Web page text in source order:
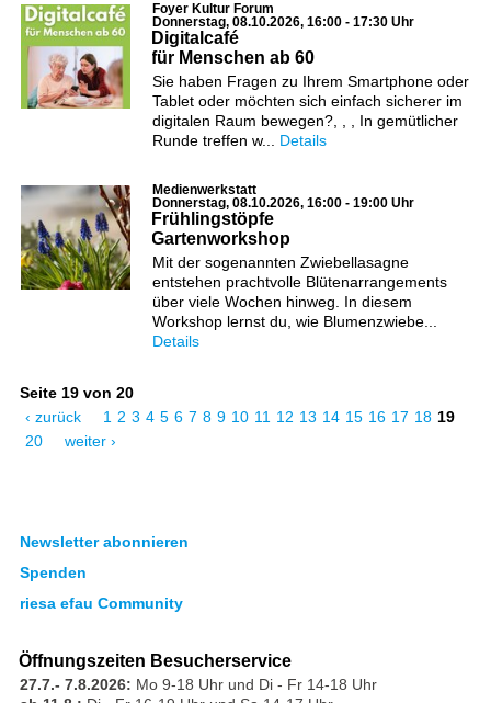
Foyer Kultur Forum
Donnerstag, 08.10.2026, 16:00 - 17:30 Uhr
Digitalcafé
für Menschen ab 60
Sie haben Fragen zu Ihrem Smartphone oder
Tablet oder möchten sich einfach sicherer im
digitalen Raum bewegen?, , , In gemütlicher
Runde treffen w... Details
Medienwerkstatt
Donnerstag, 08.10.2026, 16:00 - 19:00 Uhr
Frühlingstöpfe
Gartenworkshop
Mit der sogenannten Zwiebellasagne
entstehen prachtvolle Blütenarrangements
über viele Wochen hinweg. In diesem
Workshop lernst du, wie Blumenzwiebe...
Details
Seite 19 von 20
‹ zurück
1 2 3 4 5 6 7 8 9 10 11 12 13 14 15 16 17 18 19
20
weiter ›
Newsletter abonnieren
Spenden
riesa efau Community
Öffnungszeiten Besucherservice
27.7.- 7.8.2026: Mo 9-18 Uhr und Di - Fr 14-18 Uhr